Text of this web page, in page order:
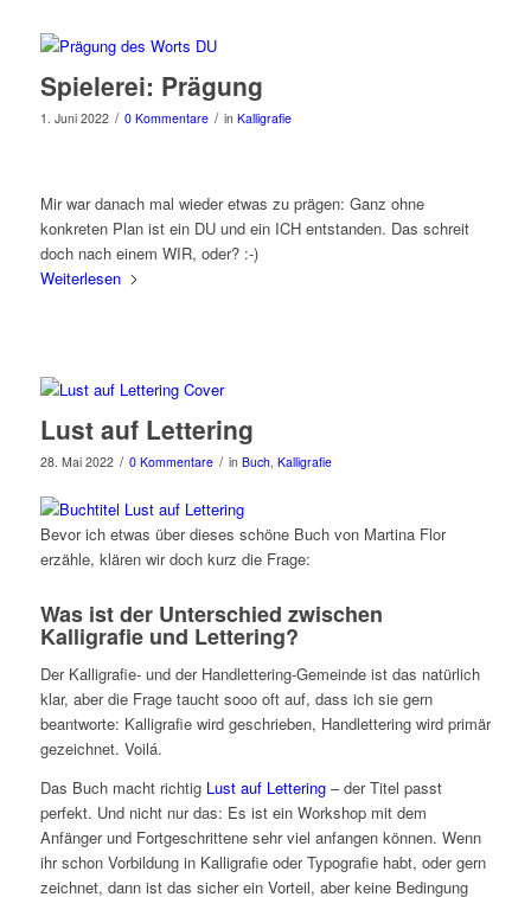
Spielerei: Prägung
1. Juni 2022 / 0 Kommentare / in Kalligrafie
Mir war danach mal wieder etwas zu prägen: Ganz ohne
konkreten Plan ist ein DU und ein ICH entstanden. Das schreit
doch nach einem WIR, oder? :-)
Weiterlesen
Lust auf Lettering
28. Mai 2022 / 0 Kommentare / in Buch, Kalligrafie
Bevor ich etwas über dieses schöne Buch von Martina Flor
erzähle, klären wir doch kurz die Frage:
Was ist der Unterschied zwischen
Kalligrafie und Lettering?
Der Kalligrafie- und der Handlettering-Gemeinde ist das natürlich
klar, aber die Frage taucht sooo oft auf, dass ich sie gern
beantworte: Kalligrafie wird geschrieben, Handlettering wird primär
gezeichnet. Voilá.
Das Buch macht richtig Lust auf Lettering– der Titel passt
perfekt. Und nicht nur das: Es ist ein Workshop mit dem
Anfänger und Fortgeschrittene sehr viel anfangen können. Wenn
ihr schon Vorbildung in Kalligrafie oder Typografie habt, oder gern
zeichnet, dann ist das sicher ein Vorteil, aber keine Bedingung